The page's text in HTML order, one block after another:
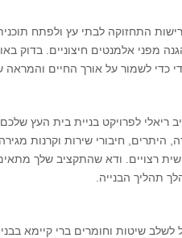
התחזוקה לבתי עץ ולפתח
מפני אלמנטים חיצוניים. בדוק
כדי לשמור על אורך החיים
ריאלי לפרויקט בניית בית העץ
היתרים, חיבורי שירות וקרנות
רצויים. ודא שהתקציב שלך
תהליך הבנייה.
שיטות וחומרים ברי קיימא